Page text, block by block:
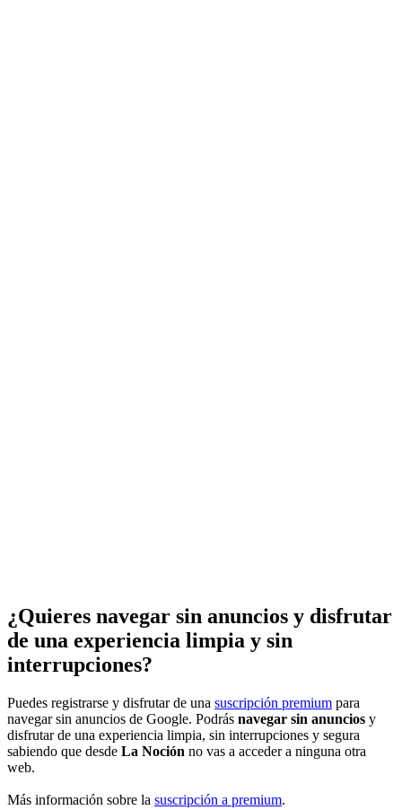
¿Quieres navegar sin anuncios y disfrutar
de una experiencia limpia y sin
interrupciones?
Puedes registrarse y disfrutar de una suscripción premium para
navegar sin anuncios de Google. Podrás navegar sin anuncios y
disfrutar de una experiencia limpia, sin interrupciones y segura
sabiendo que desde La Noción no vas a acceder a ninguna otra
web.
Más información sobre la suscripción a premium.